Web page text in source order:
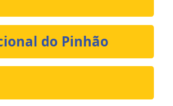
do Pinhão